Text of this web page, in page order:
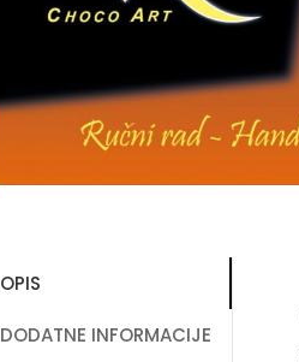
OPIS
DODATNE INFORMACIJE